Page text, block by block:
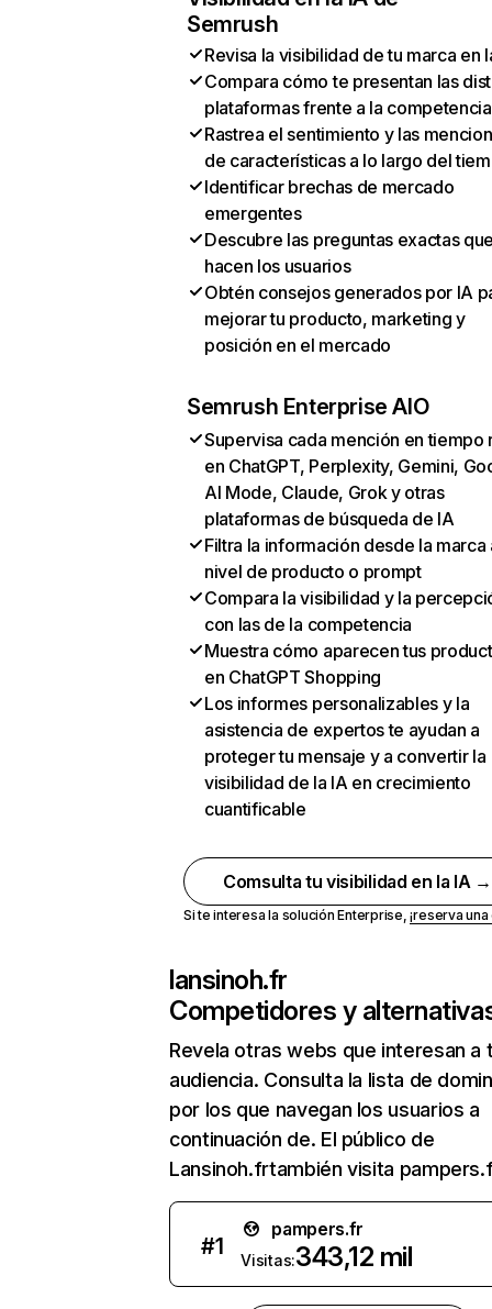
Semrush
Revisa la visibilidad de tu marca en
Compara cómo te presentan las
plataformas frente a la competencia
Rastrea el sentimiento y las
de características a lo largo del
Identificar brechas de mercado
emergentes
Descubre las preguntas exactas
hacen los usuarios
Obtén consejos generados por IA
mejorar tu producto, marketing y
posición en el mercado
Semrush Enterprise AIO
Supervisa cada mención en tiempo
en ChatGPT, Perplexity, Gemini,
AI Mode, Claude, Grok y otras
plataformas de búsqueda de IA
Filtra la información desde la marca
nivel de producto o prompt
Compara la visibilidad y la
con las de la competencia
Muestra cómo aparecen tus
en ChatGPT Shopping
Los informes personalizables y la
asistencia de expertos te ayudan a
proteger tu mensaje y a convertir la
visibilidad de la IA en crecimiento
cuantificable
Comsulta tu visibilidad en la IA →
Si te interesa la solución Enterprise,¡reserva
lansinoh.fr
Competidores y
Revela otras webs que interesan a
audiencia. Consulta la lista de
por los que navegan los usuarios a
continuación de. El público de
Lansinoh.frtambién visita
#1
pampers.fr
Visitas:343,12 mil